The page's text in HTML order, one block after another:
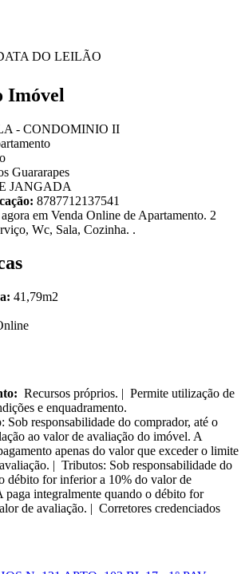
DO LEILÃO
Imóvel
- CONDOMINIO II
Guararapes
JANGADA
8787712137541
em Venda Online de Apartamento. 2
Wc, Sala, Cozinha. .
41,79m2
Recursos próprios. | Permite utilização de
e enquadramento.
Sob responsabilidade do comprador, até o
ao valor de avaliação do imóvel. A
apenas do valor que exceder o limite
| Tributos: Sob responsabilidade do
débito for inferior a 10% do valor de
integralmente quando o débito for
de avaliação. | Corretores credenciados